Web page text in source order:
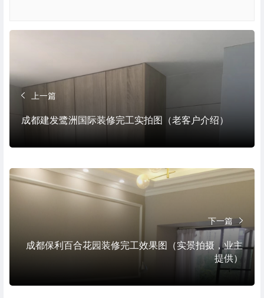
上一篇
成都建发鹭洲国际装修完工实拍图（老客户介绍）
下一篇
成都保利百合花园装修完工效果图（实景拍摄，业主
提供）